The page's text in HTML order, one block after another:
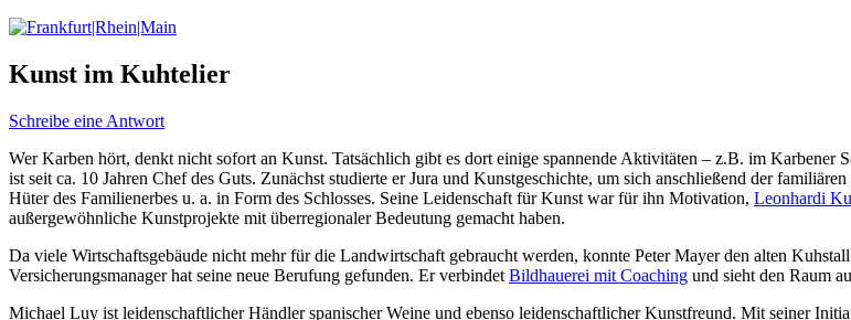
Kunst im Kuhtelier
Schreibe eine Antwort
Wer Karben hört, denkt nicht sofort an Kunst. Tatsächlich gibt es dort einige spannende Aktivitäten – z.B. im
ist seit ca. 10 Jahren Chef des Guts. Zunächst studierte er Jura und Kunstgeschichte, um sich anschließend der
Hüter des Familienerbes u. a. in Form des Schlosses. Seine Leidenschaft für Kunst war für ihn Motivation, Leonhardi
außergewöhnliche Kunstprojekte mit überregionaler Bedeutung gemacht haben.
Da viele Wirtschaftsgebäude nicht mehr für die Landwirtschaft gebraucht werden, konnte Peter Mayer den alten
Versicherungsmanager hat seine neue Berufung gefunden. Er verbindet Bildhauerei mit Coaching und sieht den Raum
Michael Luy ist leidenschaftlicher Händler spanischer Weine und ebenso leidenschaftlicher Kunstfreund. Mit seiner